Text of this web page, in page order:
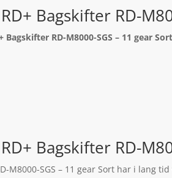
Bagskifter RD-
Bagskifter RD-M8000-SGS – 11 gear Sort
Bagskifter RD-
M8000-SGS – 11 gear Sort har i